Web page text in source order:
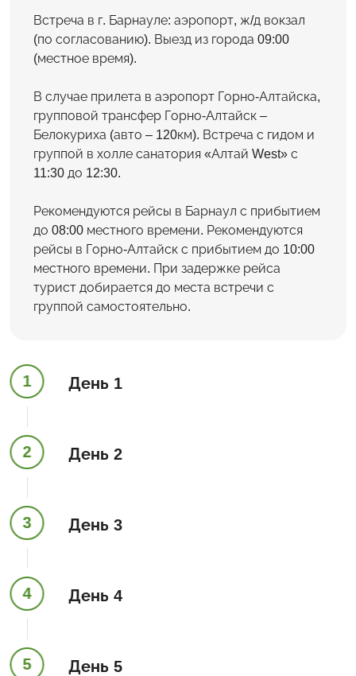
Встреча в г. Барнауле: аэропорт, ж/д вокзал
(по согласованию). Выезд из города 09:00
(местное время).
В случае прилета в аэропорт Горно-Алтайска,
групповой трансфер Горно-Алтайск –
Белокуриха (авто – 120км). Встреча с гидом и
группой в холле санатория «Алтай West» с
11:30 до 12:30.
Рекомендуются рейсы в Барнаул с прибытием
до 08:00 местного времени. Рекомендуются
рейсы в Горно-Алтайск с прибытием до 10:00
местного времени. При задержке рейса
турист добирается до места встречи с
группой самостоятельно.
1 День 1
2 День 2
3 День 3
4 День 4
5 День 5